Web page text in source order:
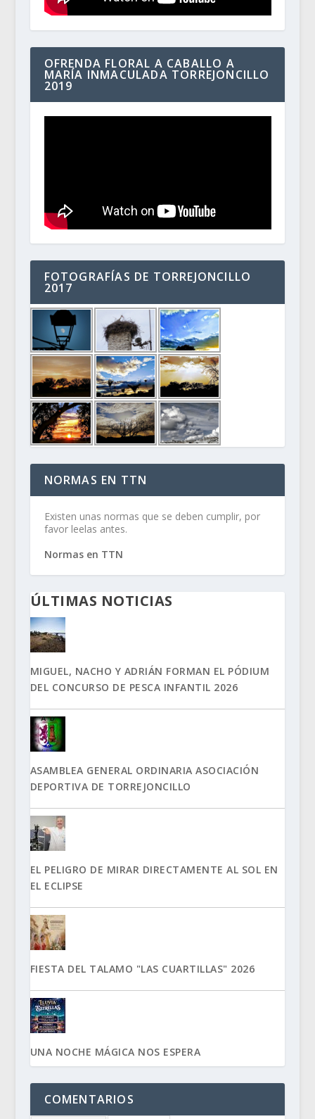
OFRENDA FLORAL A CABALLO A
MARÍA INMACULADA TORREJONCILLO
2019
FOTOGRAFÍAS DE TORREJONCILLO
2017
NORMAS EN TTN
Existen unas normas que se deben cumplir, por
favor leelas antes.
Normas en TTN
ÚLTIMAS NOTICIAS
MIGUEL, NACHO Y ADRIÁN FORMAN EL PÓDIUM
DEL CONCURSO DE PESCA INFANTIL 2026
ASAMBLEA GENERAL ORDINARIA ASOCIACIÓN
DEPORTIVA DE TORREJONCILLO
EL PELIGRO DE MIRAR DIRECTAMENTE AL SOL EN
EL ECLIPSE
FIESTA DEL TALAMO "LAS CUARTILLAS" 2026
UNA NOCHE MÁGICA NOS ESPERA
COMENTARIOS